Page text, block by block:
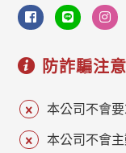
防詐騙注
本公司不會要
本公司不會主